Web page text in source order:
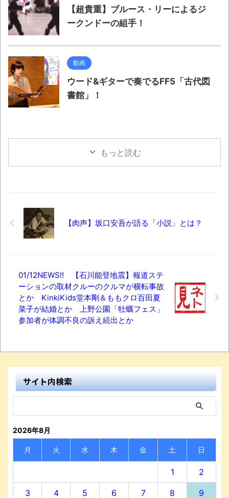
【超貴重】ブルース・リーによるジ
ークンドーの組手！
動画
ウード&ギターで奏でるFF5「古代図
書館」！
もっと読む
【肉声】坂口安吾が語る「小説」とは？
01/12NEWS!! 【石川能登地震】報道ステ
ーションの取材クルーのクルマが横転事故
とか KinkiKids堂本剛＆ももクロ百田夏
菜子が結婚とか 上野公園「牡蠣フェス」
参加者が体調不良の訴え続出とか
サイト内検索
2026年8月
月 火 水 木 金 土 日
1 2
3 4 5 6 7 8 9